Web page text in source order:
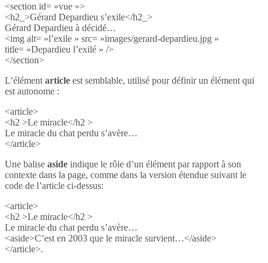
<section id= »vue »>
<h2_>Gérard Depardieu s’exile</h2_>
Gérard Depardieu à décidé…
<img alt= »l’exile » src= »images/gerard-depardieu.jpg »
title= »Depardieu l’exilé » />
</section>
L’élément article est semblable, utilisé pour définir un élément qui
est autonome :
<article>
<h2 >Le miracle</h2 >
Le miracle du chat perdu s’avère…
</article>
Une balise aside indique le rôle d’un élément par rapport à son
contexte dans la page, comme dans la version étendue suivant le
code de l’article ci-dessus:
<article>
<h2 >Le miracle</h2 >
Le miracle du chat perdu s’avère…
<aside>C’est en 2003 que le miracle survient…</aside>
</article>.